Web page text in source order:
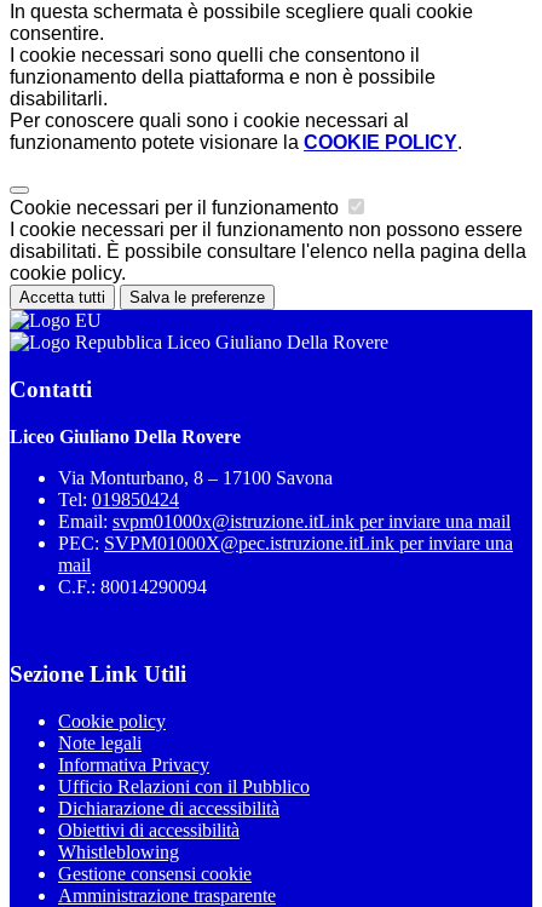
In questa schermata è possibile scegliere quali cookie
consentire.
I cookie necessari sono quelli che consentono il
funzionamento della piattaforma e non è possibile
disabilitarli.
Per conoscere quali sono i cookie necessari al
funzionamento potete visionare la COOKIE POLICY.
Cookie necessari per il funzionamento
I cookie necessari per il funzionamento non possono essere
disabilitati. È possibile consultare l'elenco nella pagina della
cookie policy.
Accetta tutti Salva le preferenze
Liceo Giuliano Della Rovere
Contatti
Liceo Giuliano Della Rovere
Via Monturbano, 8 – 17100 Savona
Tel: 019850424
Email: svpm01000x@istruzione.itLink per inviare una mail
PEC: SVPM01000X@pec.istruzione.itLink per inviare una
mail
C.F.: 80014290094
Sezione Link Utili
Cookie policy
Note legali
Informativa Privacy
Ufficio Relazioni con il Pubblico
Dichiarazione di accessibilità
Obiettivi di accessibilità
Whistleblowing
Gestione consensi cookie
Amministrazione trasparente